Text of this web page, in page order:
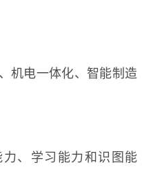
机电一体化、智能制造
、学习能力和识图能